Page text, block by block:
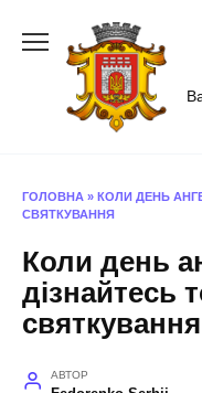
ГОЛОВНА » КОЛИ ДЕНЬ
СВЯТКУВАННЯ
Коли день
дізнайтесь
святкування
АВТОР